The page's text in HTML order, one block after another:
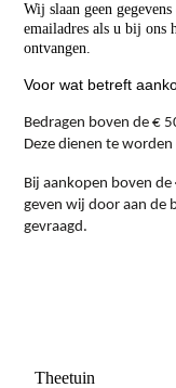
Wij slaan geen
emailadres als u bij ons
ontvangen.
Voor wat betreft
Bedragen boven de €
Deze dienen te
Bij aankopen boven
geven wij door aan de
gevraagd.
Theetuin